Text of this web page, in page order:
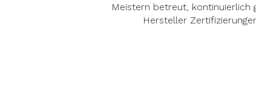
Meistern betreut, kontinuierlich
Hersteller